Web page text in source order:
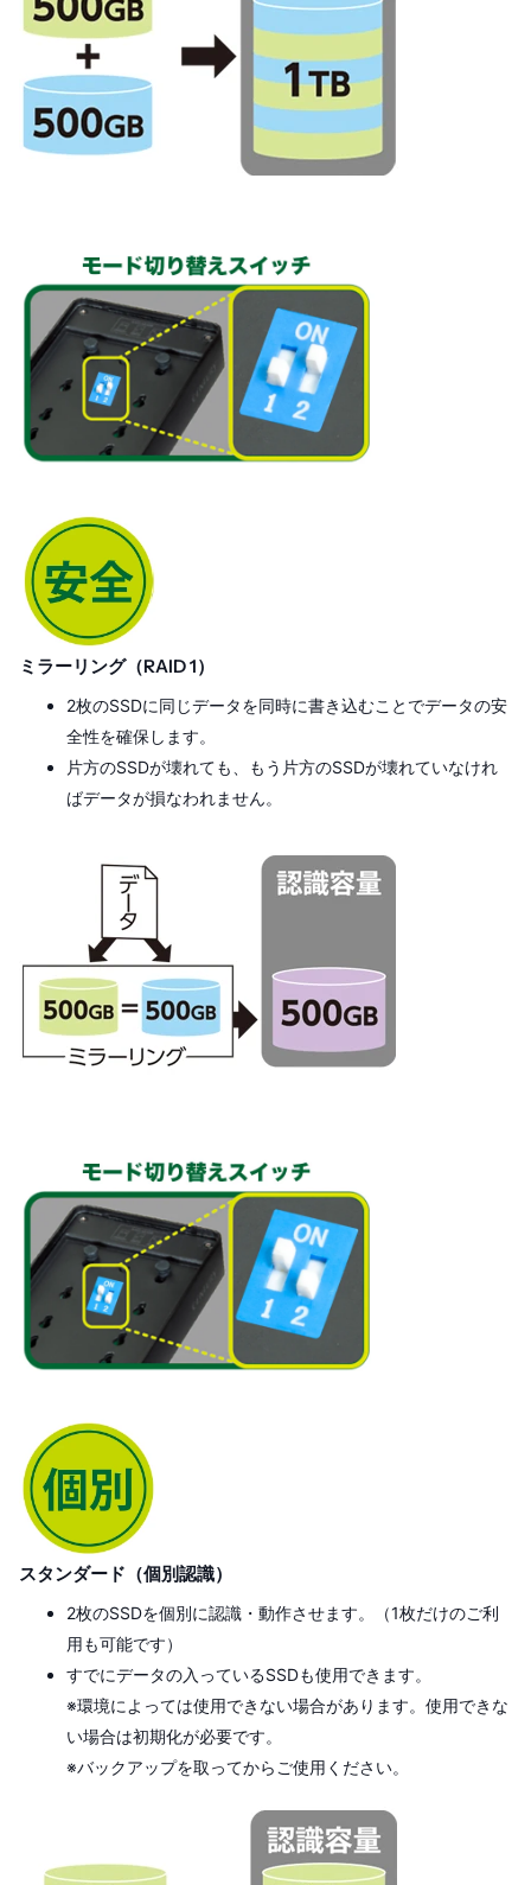
ミラーリング（RAID 1）
2枚のSSDに同じデータを同時に書き込むことでデータの安
全性を確保します。
片方のSSDが壊れても、もう片方のSSDが壊れていなけれ
ばデータが損なわれません。
スタンダード（個別認識）
2枚のSSDを個別に認識・動作させます。（1枚だけのご利
用も可能です）
すでにデータの入っているSSDも使用できます。
※環境によっては使用できない場合があります。使用できな
い場合は初期化が必要です。
※バックアップを取ってからご使用ください。